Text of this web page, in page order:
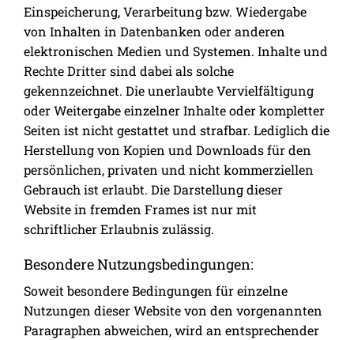
Einspeicherung, Verarbeitung bzw. Wiedergabe
von Inhalten in Datenbanken oder anderen
elektronischen Medien und Systemen. Inhalte und
Rechte Dritter sind dabei als solche
gekennzeichnet. Die unerlaubte Vervielfältigung
oder Weitergabe einzelner Inhalte oder kompletter
Seiten ist nicht gestattet und strafbar. Lediglich die
Herstellung von Kopien und Downloads für den
persönlichen, privaten und nicht kommerziellen
Gebrauch ist erlaubt. Die Darstellung dieser
Website in fremden Frames ist nur mit
schriftlicher Erlaubnis zulässig.
Besondere Nutzungsbedingungen:
Soweit besondere Bedingungen für einzelne
Nutzungen dieser Website von den vorgenannten
Paragraphen abweichen, wird an entsprechender